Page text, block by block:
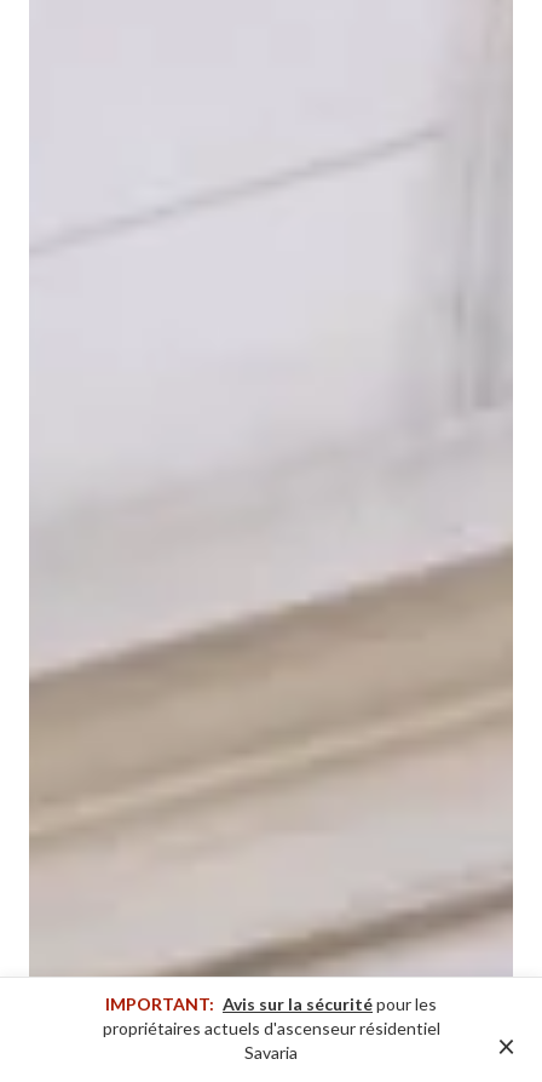
×
IMPORTANT: Avis sur la sécuritépour les
propriétaires actuels d'ascenseur résidentiel
Savaria